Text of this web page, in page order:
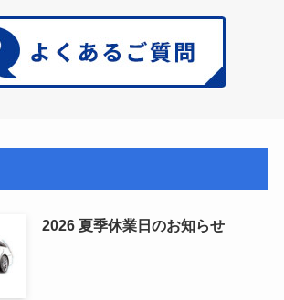
2026 夏季休業日のお知らせ